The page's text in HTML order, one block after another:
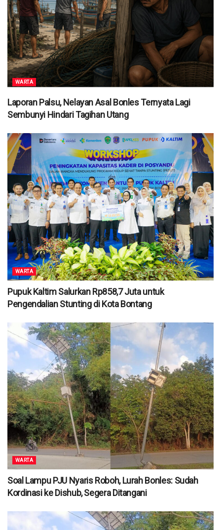
WARTA
Laporan Palsu, Nelayan Asal Bonles Ternyata Lagi
Sembunyi Hindari Tagihan Utang
WARTA
Pupuk Kaltim Salurkan Rp858,7 Juta untuk
Pengendalian Stunting di Kota Bontang
WARTA
Soal Lampu PJU Nyaris Roboh, Lurah Bonles: Sudah
Kordinasi ke Dishub, Segera Ditangani